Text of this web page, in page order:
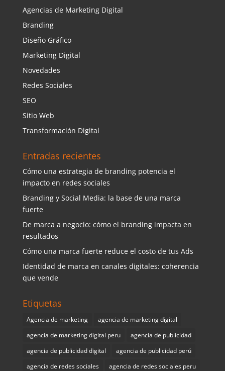
Agencias de Marketing Digital
Branding
Diseño Gráfico
Marketing Digital
Novedades
Redes Sociales
SEO
Sitio Web
Transformación Digital
Entradas recientes
Cómo una estrategia de branding potencia el
impacto en redes sociales
Branding y Social Media: la base de una marca
fuerte
De marca a negocio: cómo el branding impacta en
resultados
Cómo una marca fuerte reduce el costo de tus Ads
Identidad de marca en canales digitales: coherencia
que vende
Etiquetas
Agencia de marketing
agencia de marketing digital
agencia de marketing digital peru
agencia de publicidad
agencia de publicidad digital
agencia de publicidad perú
agencia de redes sociales
agencia de redes sociales peru